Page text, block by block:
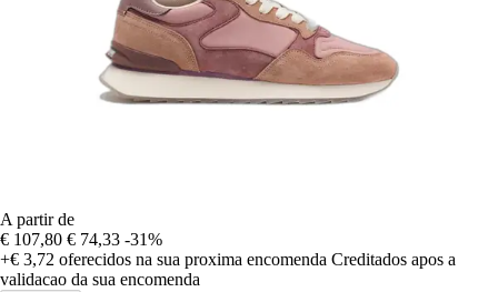
A partir de
€ 107,80 € 74,33 -31%
+€ 3,72 oferecidos na sua proxima encomenda Creditados apos a
validacao da sua encomenda